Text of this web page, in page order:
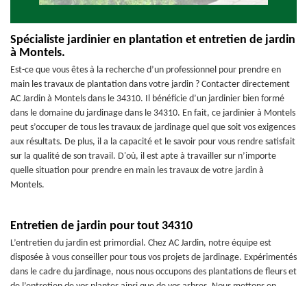
Spécialiste jardinier en plantation et entretien de jardin
à Montels.
Est-ce que vous êtes à la recherche d’un professionnel pour prendre en
main les travaux de plantation dans votre jardin ? Contacter directement
AC Jardin à Montels dans le 34310. Il bénéficie d’un jardinier bien formé
dans le domaine du jardinage dans le 34310. En fait, ce jardinier à Montels
peut s’occuper de tous les travaux de jardinage quel que soit vos exigences
aux résultats. De plus, il a la capacité et le savoir pour vous rendre satisfait
sur la qualité de son travail. D'où, il est apte à travailler sur n’importe
quelle situation pour prendre en main les travaux de votre jardin à
Montels.
Entretien de jardin pour tout 34310
L’entretien du jardin est primordial. Chez AC Jardin, notre équipe est
disposée à vous conseiller pour tous vos projets de jardinage. Expérimentés
dans le cadre du jardinage, nous nous occupons des plantations de fleurs et